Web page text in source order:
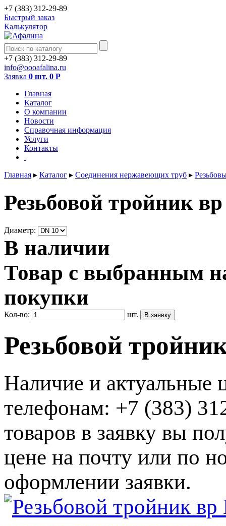
+7 (383) 312-29-89
Быстрый заказ
Калькулятор
+7 (383) 312-29-89
info@oooafalina.ru
Заявка 0 шт. 0 Р
Главная
Каталог
О компании
Новости
Справочная информация
Услуги
Контакты
Главная ▸ Каталог ▸ Соединения нержавеющих труб ▸
Резьбовой тройник вр
Диаметр:
В наличии
Товар с выбранным
покупки
Кол-во: шт.
Резьбовой
Наличие и актуальные
телефонам: +7 (383)
товаров в заявку вы
цене на почту или по
оформлении заявки.